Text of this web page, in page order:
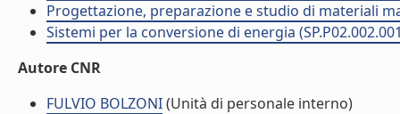
Progettazione, preparazione e studio di materiali
Sistemi per la conversione di energia
Autore CNR
FULVIO BOLZONI(Unità di personale interno)